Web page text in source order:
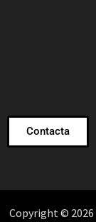
Contacta
Copyright © 2026